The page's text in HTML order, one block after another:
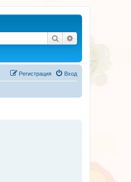
Поиск
Вход
Регистрация